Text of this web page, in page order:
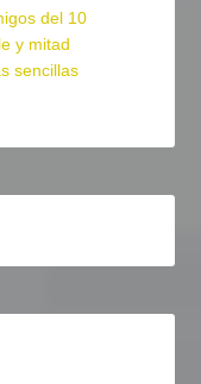
del 10
y mitad
sencillas